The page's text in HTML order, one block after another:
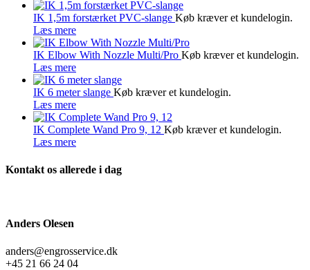
IK 1,5m forstærket PVC-slange Køb kræver et kundelogin.
Læs mere
IK Elbow With Nozzle Multi/Pro Køb kræver et kundelogin.
Læs mere
IK 6 meter slange Køb kræver et kundelogin.
Læs mere
IK Complete Wand Pro 9, 12 Køb kræver et kundelogin.
Læs mere
Kontakt os allerede i dag
Anders Olesen
anders@engrosservice.dk
+45 21 66 24 04